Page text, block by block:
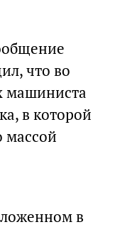
что во
машиниста
в которой
массой
в